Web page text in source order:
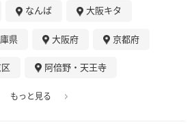
なんば 大阪キタ
県 大阪府 京都府
阿倍野・天王寺
もっと見る